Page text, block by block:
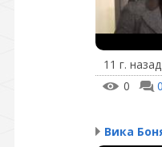
11 г. назад
0
0
Вика